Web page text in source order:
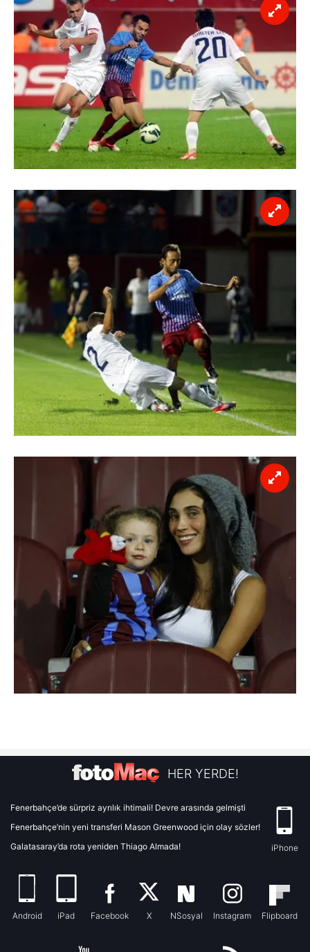
HER YERDE!
Fenerbahçe’de sürpriz ayrılık ihtimali! Devre arasında gelmişti
Fenerbahçe’nin yeni transferi Mason Greenwood için olay sözler!
Galatasaray’da rota yeniden Thiago Almada!
iPhone
Android iPad Facebook X NSosyal Instagram Flipboard